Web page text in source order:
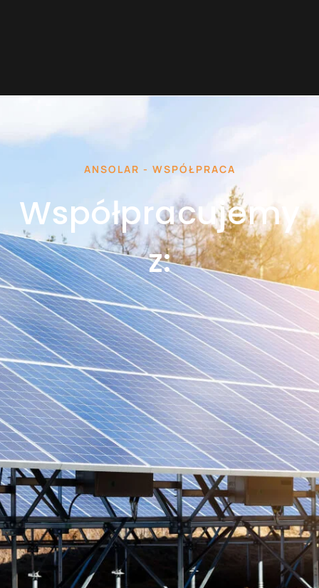
ANSOLAR - WSPÓŁPRACA
Współpracujemy
z: